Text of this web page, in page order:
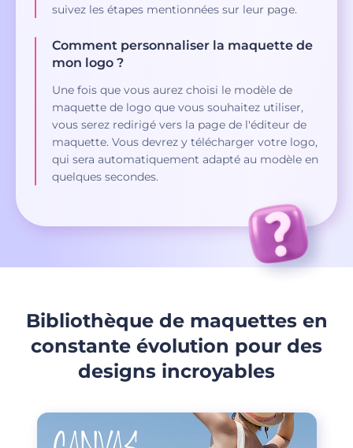
suivez les étapes mentionnées sur leur page.
Comment personnaliser la maquette de
mon logo ?
Une fois que vous aurez choisi le modèle de
maquette de logo que vous souhaitez utiliser,
vous serez redirigé vers la page de l'éditeur de
maquette. Vous devrez y télécharger votre logo,
qui sera automatiquement adapté au modèle en
quelques secondes.
Bibliothèque de maquettes en
constante évolution pour des
designs incroyables